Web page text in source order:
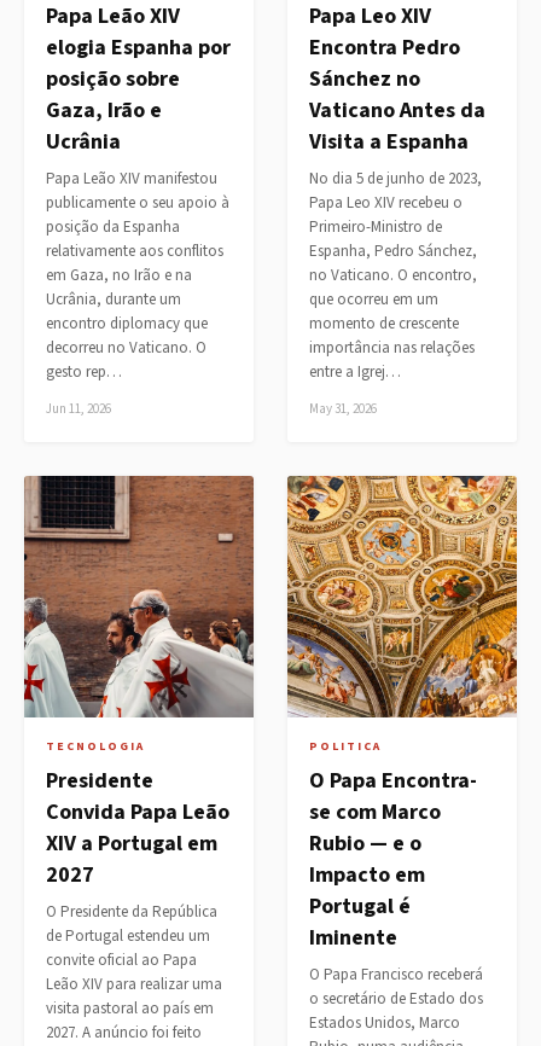
Papa Leão XIV
elogia Espanha por
posição sobre
Gaza, Irão e
Ucrânia
Papa Leão XIV manifestou
publicamente o seu apoio à
posição da Espanha
relativamente aos conflitos
em Gaza, no Irão e na
Ucrânia, durante um
encontro diplomacy que
decorreu no Vaticano. O
gesto rep…
Jun 11, 2026
Papa Leo XIV
Encontra Pedro
Sánchez no
Vaticano Antes da
Visita a Espanha
No dia 5 de junho de 2023,
Papa Leo XIV recebeu o
Primeiro-Ministro de
Espanha, Pedro Sánchez,
no Vaticano. O encontro,
que ocorreu em um
momento de crescente
importância nas relações
entre a Igrej…
May 31, 2026
TECNOLOGIA
Presidente
Convida Papa Leão
XIV a Portugal em
2027
O Presidente da República
de Portugal estendeu um
convite oficial ao Papa
Leão XIV para realizar uma
visita pastoral ao país em
2027. A anúncio foi feito
POLITICA
O Papa Encontra-
se com Marco
Rubio — e o
Impacto em
Portugal é
Iminente
O Papa Francisco receberá
o secretário de Estado dos
Estados Unidos, Marco